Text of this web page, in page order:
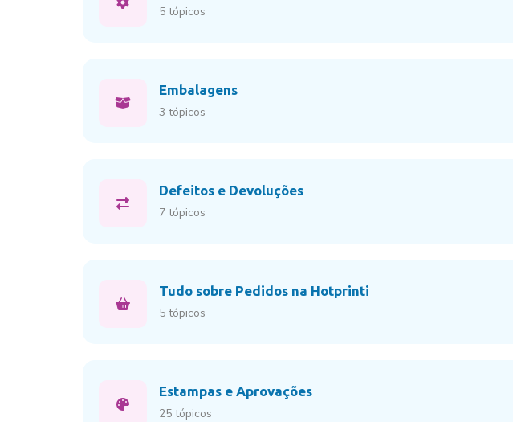
5 tópicos
Embalagens
3 tópicos
Defeitos e Devoluções
7 tópicos
Tudo sobre Pedidos na Hotprinti
5 tópicos
Estampas e Aprovações
25 tópicos